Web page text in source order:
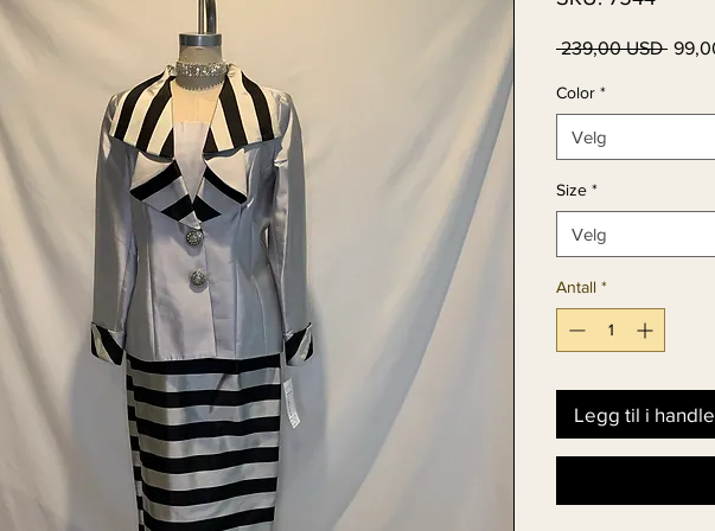
239,00 USD
Color *
Velg
Size *
Velg
Antall *
Legg til i